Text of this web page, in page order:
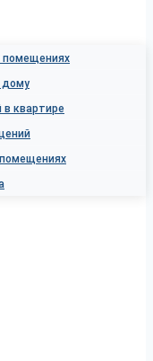
помещениях
дому
в квартире